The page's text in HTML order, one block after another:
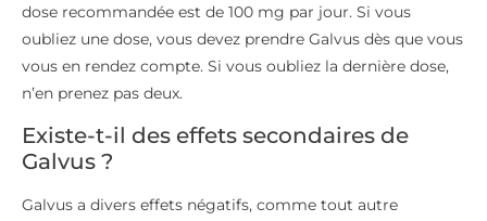
dose recommandée est de 100 mg par jour. Si vous
oubliez une dose, vous devez prendre Galvus dès que vous
vous en rendez compte. Si vous oubliez la dernière dose,
n’en prenez pas deux.
Existe-t-il des effets secondaires de
Galvus ?
Galvus a divers effets négatifs, comme tout autre